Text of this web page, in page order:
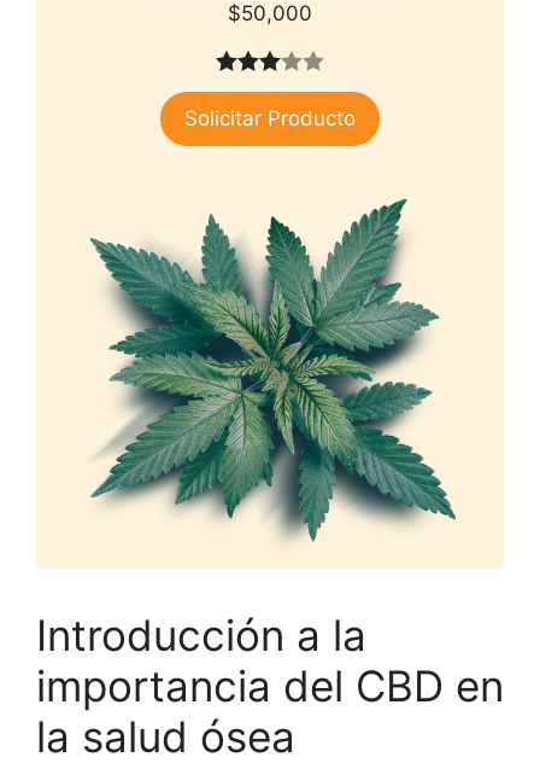
$50,000
3.00
de 5
Solicitar Producto
Introducción a la
importancia del CBD en
la salud ósea